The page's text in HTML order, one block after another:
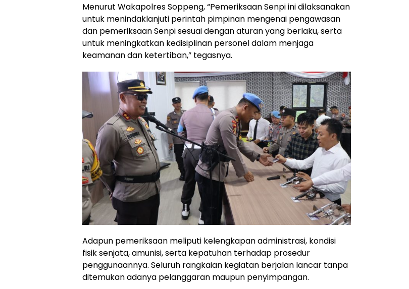
Menurut Wakapolres Soppeng, “Pemeriksaan Senpi ini dilaksanakan
untuk menindaklanjuti perintah pimpinan mengenai pengawasan
dan pemeriksaan Senpi sesuai dengan aturan yang berlaku, serta
untuk meningkatkan kedisiplinan personel dalam menjaga
keamanan dan ketertiban,” tegasnya.
Adapun pemeriksaan meliputi kelengkapan administrasi, kondisi
fisik senjata, amunisi, serta kepatuhan terhadap prosedur
penggunaannya. Seluruh rangkaian kegiatan berjalan lancar tanpa
ditemukan adanya pelanggaran maupun penyimpangan.